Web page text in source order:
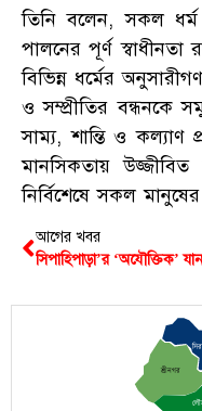
তিনি বলেন, সকল ধর্ম
পালনের পূর্ণ স্বাধীনতা
বিভিন্ন ধর্মের
ও সম্প্রীতির বন্ধনকে
সাম্য, শান্তি ও কল্যাণ
মানসিকতায় উজ্জীবিত
নির্বিশেষে সকল
আগের খবর
শ্রীনগর